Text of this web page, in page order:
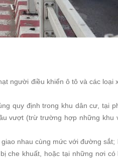
người điều khiển ô tô và các loại
quy định trong khu dân cư, tại
vượt (trừ trường hợp những khu
nhau cùng mức với đường sắt;
che khuất, hoặc tại những nơi có